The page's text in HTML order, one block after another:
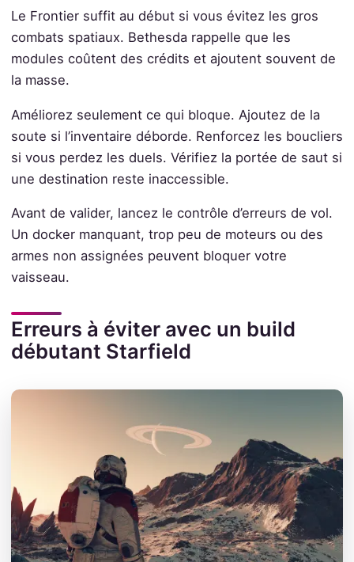
Le Frontier suffit au début si vous évitez les gros
combats spatiaux. Bethesda rappelle que les
modules coûtent des crédits et ajoutent souvent de
la masse.
Améliorez seulement ce qui bloque. Ajoutez de la
soute si l’inventaire déborde. Renforcez les boucliers
si vous perdez les duels. Vérifiez la portée de saut si
une destination reste inaccessible.
Avant de valider, lancez le contrôle d’erreurs de vol.
Un docker manquant, trop peu de moteurs ou des
armes non assignées peuvent bloquer votre
vaisseau.
Erreurs à éviter avec un build
débutant Starfield